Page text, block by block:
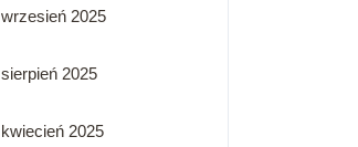
wrzesień 2025
sierpień 2025
kwiecień 2025